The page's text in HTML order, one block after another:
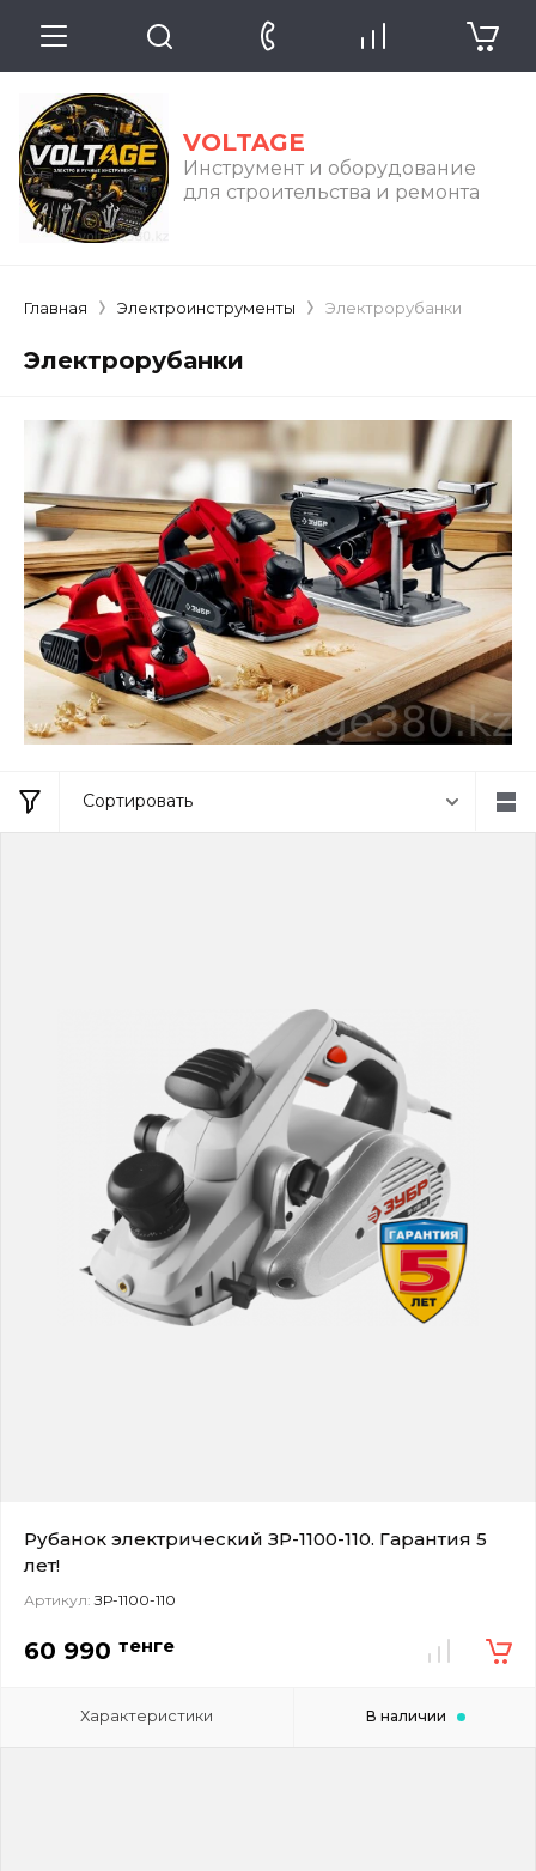
VOLTAGE
Инструмент и оборудование
для строительства и ремонта
Главная Электроинструменты Электрорубанки
Электрорубанки
Сортировать
Рубанок электрический ЗР-1100-110. Гарантия 5
лет!
Артикул: ЗР-1100-110
60 990 тенге
Характеристики В наличии